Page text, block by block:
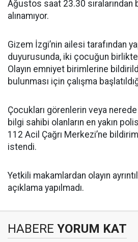
Ağustos saat 23.30 sıralarından
alınamıyor.
Gizem İzgi’nin ailesi tarafından
duyurusunda, iki çocuğun
Olayın emniyet birimlerine
bulunması için çalışma
Çocukları görenlerin veya
bilgi sahibi olanların en yakın
112 Acil Çağrı Merkezi’ne
istendi.
Yetkili makamlardan olayın
açıklama yapılmadı.
HABERE YORUM KAT